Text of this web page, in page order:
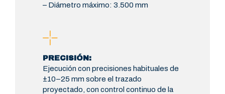
– Diámetro máximo: 3.500 mm
PRECISIÓN:
Ejecución con precisiones habituales de
±10–25 mm sobre el trazado
proyectado, con control continuo de la